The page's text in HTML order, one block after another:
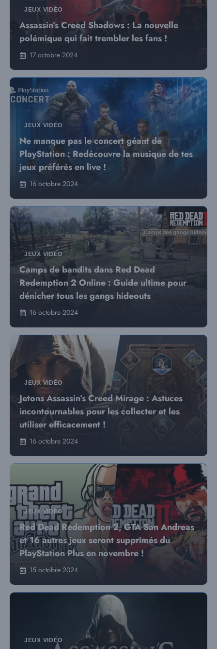
JEUX VIDÉO
Assassin’s Creed Shadows : La nouvelle
polémique qui fait trembler les fans !
17 octobre 2024
JEUX VIDÉO
Ne manque pas le concert géant de
PlayStation : Redécouvre la musique de tes
jeux préférés en live !
16 octobre 2024
JEUX VIDÉO
Camps de bandits dans Red Dead
Redemption 2 Online : Guide ultime pour
dénicher tous les gangs hideouts
16 octobre 2024
JEUX VIDÉO
Jetons Assassin’s Creed Mirage : Astuces
incontournables pour les collecter et les
utiliser efficacement !
16 octobre 2024
JEUX VIDÉO
Red Dead Redemption 2, GTA San Andreas
et 16 autres jeux seront supprimés du
PlayStation Plus en novembre !
15 octobre 2024
JEUX VIDÉO